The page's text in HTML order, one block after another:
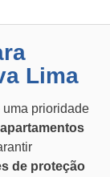
Lima
uma prioridade
de proteção